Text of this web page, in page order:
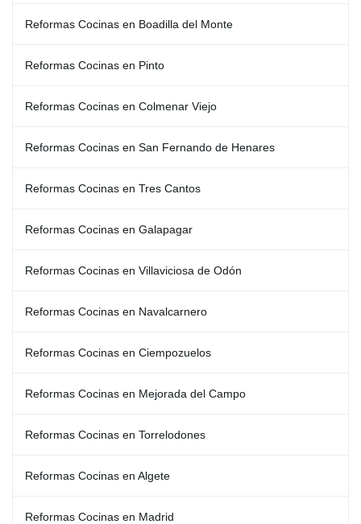
Reformas Cocinas en Boadilla del Monte
Reformas Cocinas en Pinto
Reformas Cocinas en Colmenar Viejo
Reformas Cocinas en San Fernando de Henares
Reformas Cocinas en Tres Cantos
Reformas Cocinas en Galapagar
Reformas Cocinas en Villaviciosa de Odón
Reformas Cocinas en Navalcarnero
Reformas Cocinas en Ciempozuelos
Reformas Cocinas en Mejorada del Campo
Reformas Cocinas en Torrelodones
Reformas Cocinas en Algete
Reformas Cocinas en Madrid